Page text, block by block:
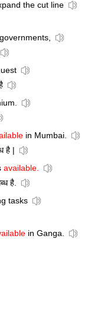
the cut line
in Mumbai.
है |
available.
है.
tasks
in Ganga.